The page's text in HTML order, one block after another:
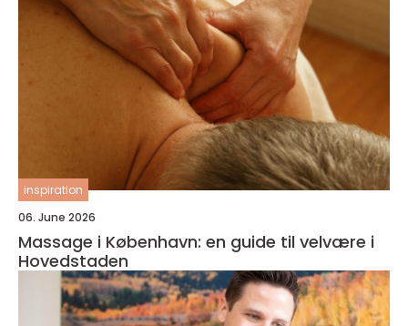
inspiration
06. June 2026
Massage i København: en guide til velvære i
Hovedstaden